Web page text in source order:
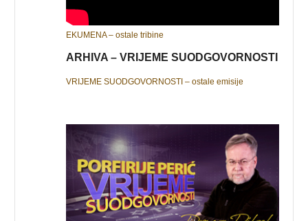
EKUMENA – ostale tribine
ARHIVA – VRIJEME SUODGOVORNOSTI
VRIJEME SUODGOVORNOSTI – ostale emisije